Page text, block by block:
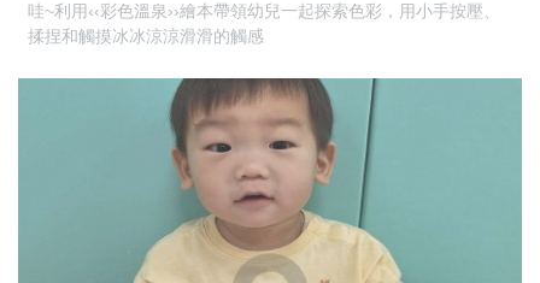
哇~利用‹‹彩色溫泉››繪本帶領幼兒一起探索色彩，用小手按壓、
揉捏和觸摸冰冰涼涼滑滑的觸感